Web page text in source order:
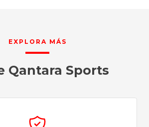
EXPLORA MÁS
Qantara Sports